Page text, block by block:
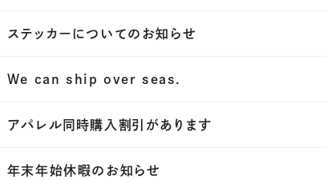
ステッカーについてのお知らせ
We can ship over seas.
アパレル同時購入割引があります
年末年始休暇のお知らせ